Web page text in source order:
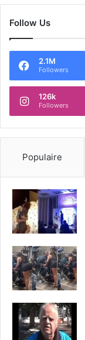
Follow Us
2.1M
Followers
126k
Followers
Populaire